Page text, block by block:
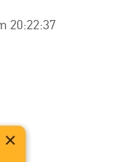
20:22:37
×